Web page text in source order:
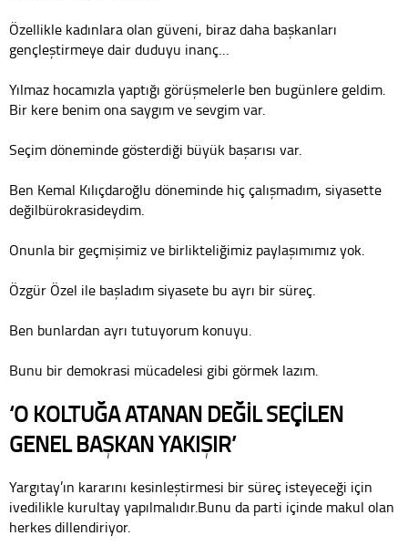
Özellikle kadınlara olan güveni, biraz daha başkanları
gençleştirmeye dair duduyu inanç…
Yılmaz hocamızla yaptığı görüşmelerle ben bugünlere geldim.
Bir kere benim ona saygım ve sevgim var.
Seçim döneminde gösterdiği büyük başarısı var.
Ben Kemal Kılıçdaroğlu döneminde hiç çalışmadım, siyasette
değilbürokrasideydim.
Onunla bir geçmişimiz ve birlikteliğimiz paylaşımımız yok.
Özgür Özel ile başladım siyasete bu ayrı bir süreç.
Ben bunlardan ayrı tutuyorum konuyu.
Bunu bir demokrasi mücadelesi gibi görmek lazım.
‘O KOLTUĞA ATANAN DEĞİL SEÇİLEN
GENEL BAŞKAN YAKIŞIR’
Yargıtay’ın kararını kesinleştirmesi bir süreç isteyeceği için
ivedilikle kurultay yapılmalıdır.Bunu da parti içinde makul olan
herkes dillendiriyor.